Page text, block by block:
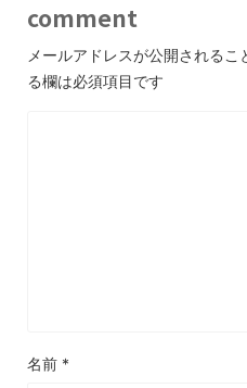
comment
メールアドレスが公開されるこ
る欄は必須項目です
名前 *